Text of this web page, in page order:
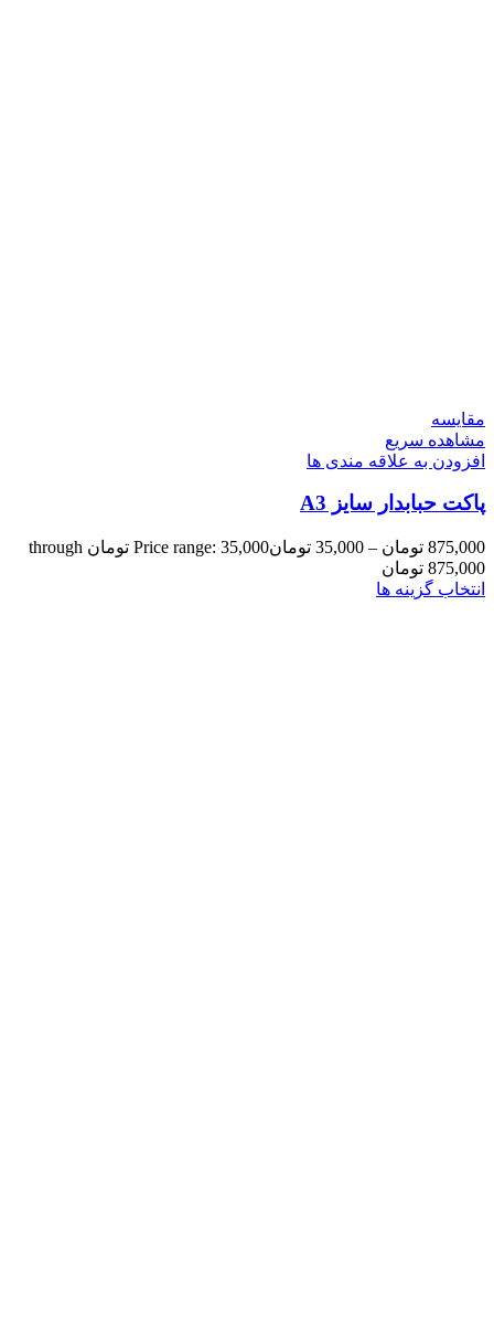
مقایسه
مشاهده سریع
افزودن به علاقه مندی ها
پاکت حبابدار سایز A3
875,000 تومان –
35,000 تومان
Price range: 35,000 تومان through
875,000 تومان
انتخاب گزینه ها